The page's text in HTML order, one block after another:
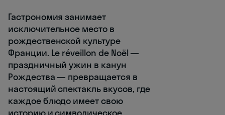
Гастрономия занимает
исключительное место в
рождественской культуре
Франции. Le réveillon de Noël —
праздничный ужин в канун
Рождества — превращается в
настоящий спектакль вкусов, где
каждое блюдо имеет свою